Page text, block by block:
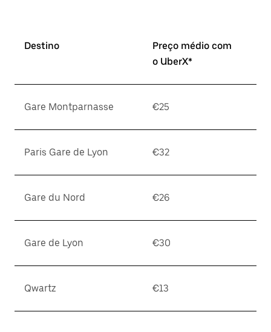
Destino
Preço médio com
o UberX*
Gare Montparnasse €25
Paris Gare de Lyon €32
Gare du Nord €26
Gare de Lyon €30
Qwartz €13